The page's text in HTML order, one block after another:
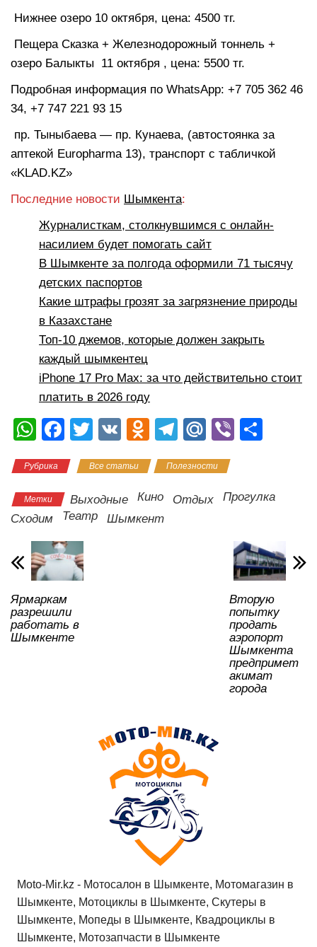
Нижнее озеро 10 октября, цена: 4500 тг.
Пещера Сказка + Железнодорожный тоннель +
озеро Балыкты 11 октября , цена: 5500 тг.
Подробная информация по WhatsApp: +7 705 362 46
34, +7 747 221 93 15
пр. Тыныбаева — пр. Кунаева, (автостоянка за
аптекой Europharma 13), транспорт с табличкой
«KLAD.KZ»
Последние новости Шымкента:
Журналисткам, столкнувшимся с онлайн-
насилием будет помогать сайт
В Шымкенте за полгода оформили 71 тысячу
детских паспортов
Какие штрафы грозят за загрязнение природы
в Казахстане
Топ-10 джемов, которые должен закрыть
каждый шымкентец
iPhone 17 Pro Max: за что действительно стоит
платить в 2026 году
W
h
at
s
A
p
p
F
a
c
e
b
o
o
k
T
wi
tt
er
V
K
O
d
n
o
kl
T
el
e
gr
M
ail
.R
u
Vi
а
и
ть
Рубрика Все статьи Полезности
Метки Выходные Кино Отдых
Прогулка
Сходим
Театр Шымкент
Ярмаркам
разрешили
работать в
Шымкенте
Вторую
попытку
продать
аэропорт
Шымкента
предпримет
акимат
города
Moto-Mir.kz - Мотосалон в Шымкенте, Мотомагазин в
Шымкенте, Мотоциклы в Шымкенте, Скутеры в
Шымкенте, Мопеды в Шымкенте, Квадроциклы в
Шымкенте, Мотозапчасти в Шымкенте